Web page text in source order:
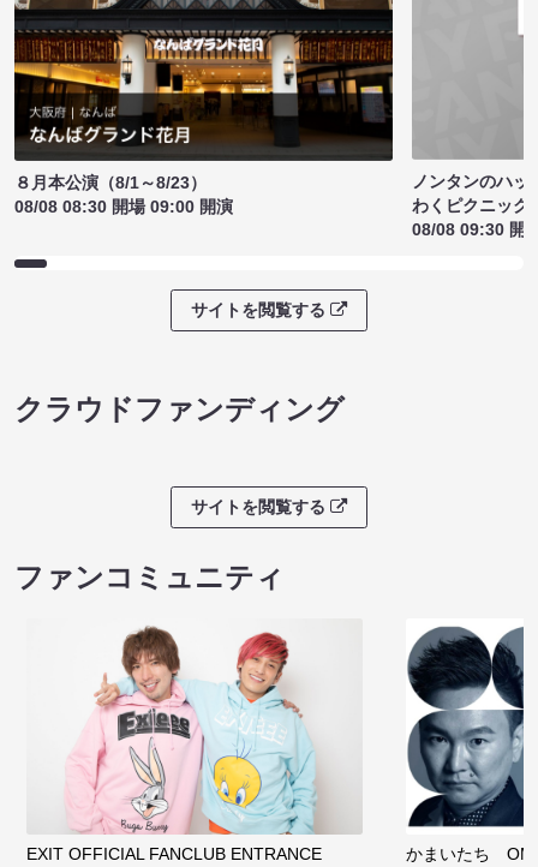
８月本公演（8/1～8/23）
08/08 08:30 開場 09:00 開演
ノンタンのハッ
わくピクニック
08/08 09:30 開
サイトを閲覧する
クラウドファンディング
サイトを閲覧する
ファンコミュニティ
EXIT OFFICIAL FANCLUB ENTRANCE かまいたち